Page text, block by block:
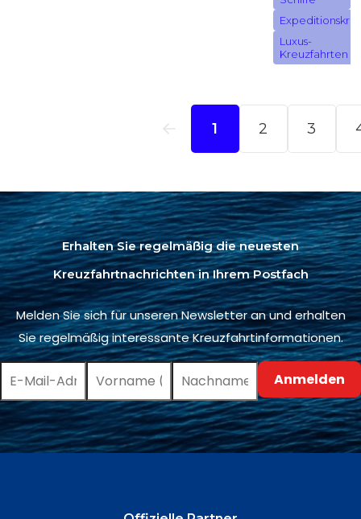
Erhalten Sie regelmäßig die neuesten
Kreuzfahrtnachrichten in Ihrem Postfach
Melden Sie sich für unseren Newsletter an und erhalten
Sie regelmäßig interessante Kreuzfahrtinformationen.